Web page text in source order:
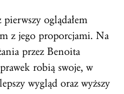
oglądałem
z jego proporcjami. Na
przez Benoita
robią swoje, w
wygląd oraz wyższy